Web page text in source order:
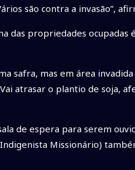
são contra a invasão”,
das propriedades ocupadas
safra, mas em área
atrasar o plantio de soja,
de espera para serem
Missionário)